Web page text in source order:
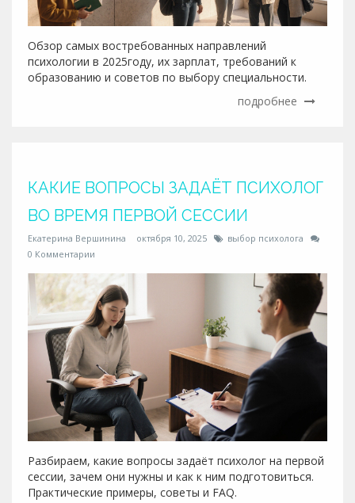
Обзор самых востребованных направлений
психологии в 2025году, их зарплат, требований к
образованию и советов по выбору специальности.
подробнее
КАКИЕ ВОПРОСЫ ЗАДАЁТ ПСИХОЛОГ
ВО ВРЕМЯ ПЕРВОЙ СЕССИИ
Екатерина Вершинина октября 10, 2025
выбор психолога
0 Комментарии
Разбираем, какие вопросы задаёт психолог на первой
сессии, зачем они нужны и как к ним подготовиться.
Практические примеры, советы и FAQ.